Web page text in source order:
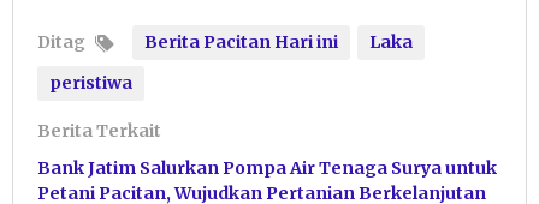
Ditag Berita Pacitan Hari ini
Laka
peristiwa
Berita Terkait
Bank Jatim Salurkan Pompa Air Tenaga Surya untuk
Petani Pacitan, Wujudkan Pertanian Berkelanjutan